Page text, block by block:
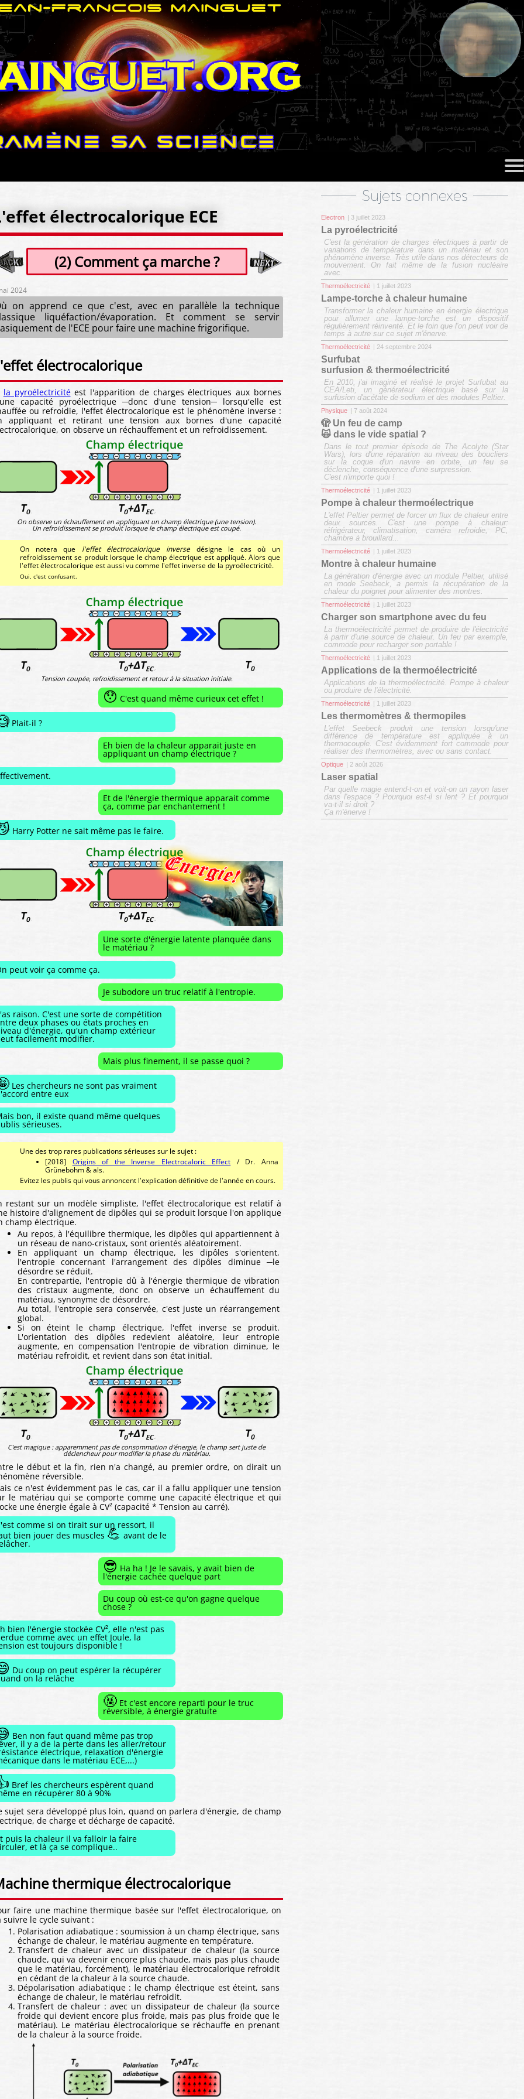
Sujets connexes
Electron | 3 juillet 2023
La pyroélectricité
C'est la génération de charges électriques à partir de
variations de température dans un matériau et son
phénomène inverse. Très utile dans nos détecteurs de
mouvement. On fait même de la fusion nucléaire
avec.
Thermoélectricité | 1 juillet 2023
Lampe-torche à chaleur humaine
Transformer la chaleur humaine en énergie électrique
pour allumer une lampe-torche est un dispositif
régulièrement réinventé. Et le foin que l'on peut voir de
temps à autre sur ce sujet m'énerve.
Thermoélectricité | 24 septembre 2024
Surfubat
surfusion & thermoélectricité
En 2010, j'ai imaginé et réalisé le projet Surfubat au
CEA/Leti, un générateur électrique basé sur la
surfusion d'acétate de sodium et des modules Peltier.
Physique | 7 août 2024
🫣 Un feu de camp
🙀 dans le vide spatial ?
Dans le tout premier épisode de The Acolyte (Star
Wars), lors d'une réparation au niveau des boucliers
sur la coque d'un navire en orbite, un feu se
déclenche, conséquence d'une surpression.
C'est n'importe quoi !
Thermoélectricité | 1 juillet 2023
Pompe à chaleur thermoélectrique
L'effet Peltier permet de forcer un flux de chaleur entre
deux sources. C'est une pompe à chaleur:
réfrigérateur, climatisation, caméra refroidie, PC,
chambre à brouillard...
Thermoélectricité | 1 juillet 2023
Montre à chaleur humaine
La génération d'énergie avec un module Peltier, utilisé
en mode Seebeck, a permis la récupération de la
chaleur du poignet pour alimenter des montres.
Thermoélectricité | 1 juillet 2023
Charger son smartphone avec du feu
La thermoélectricité permet de produire de l'électricité
à partir d'une source de chaleur. Un feu par exemple,
commode pour recharger son portable !
Thermoélectricité | 1 juillet 2023
Applications de la thermoélectricité
Applications de la thermoélectricité. Pompe à chaleur
ou produire de l'électricité.
Thermoélectricité | 1 juillet 2023
Les thermomètres & thermopiles
L'effet Seebeck produit une tension lorsqu'une
différence de température est appliquée à un
thermocouple. C'est évidemment fort commode pour
réaliser des thermomètres, avec ou sans contact.
Optique | 2 août 2026
Laser spatial
Par quelle magie entend-t-on et voit-on un rayon laser
dans l'espace ? Pourquoi est-il si lent ? Et pourquoi
va-t-il si droit ?
Ça m'énerve !
électrocalorique ECE
(2) Comment ça marche ?
2024
on apprend ce que c'est, avec en parallèle la technique
liquéfaction/évaporation. Et comment se servir
de l'ECE pour faire une machine frigorifique.
électrocalorique
la pyroélectricitéest l'apparition de charges électriques aux bornes
capacité pyroélectrique ─donc d'une tension─ lorsqu'elle est
ou refroidie, l'effet électrocalorique est le phénomène inverse :
appliquant et retirant une tension aux bornes d'une capacité
on observe un réchauffement et un refroidissement.
On observe un échauffement en appliquant un champ électrique (une tension).
Un refroidissement se produit lorsque le champ électrique est coupé.
On notera que l'effet électrocalorique inversedésigne le cas où un
refroidissement se produit lorsque le champ électrique est appliqué. Alors que
l'effet électrocalorique est aussi vu comme l'effet inverse de la pyroélectricité.
Oui, c'est confusant.
Tension coupée, refroidissement et retour à la situation initiale.
😯 C'est quand même curieux cet effet !
Plait-il ?
Eh bien de la chaleur apparait juste en
appliquant un champ électrique ?
Et de l'énergie thermique apparait comme
ça, comme par enchantement !
Harry Potter ne sait même pas le faire.
Une sorte d'énergie latente planquée dans
le matériau ?
peut voir ça comme ça.
Je subodore un truc relatif à l'entropie.
raison. C'est une sorte de compétition
deux phases ou états proches en
d'énergie, qu'un champ extérieur
facilement modifier.
Mais plus finement, il se passe quoi ?
Les chercheurs ne sont pas vraiment
entre eux
bon, il existe quand même quelques
sérieuses.
Une des trop rares publications sérieuses sur le sujet :
[2018] Origins of the Inverse Electrocaloric Effect / Dr. Anna
Grünebohm & als.
Evitez les publis qui vous annoncent l'explication définitive de l'année en cours.
restant sur un modèle simpliste, l'effet électrocalorique est relatif à
histoire d'alignement de dipôles qui se produit lorsque l'on applique
champ électrique.
Au repos, à l'équilibre thermique, les dipôles qui appartiennent à
un réseau de nano-cristaux, sont orientés aléatoirement.
En appliquant un champ électrique, les dipôles s'orientent,
l'entropie concernant l'arrangement des dipôles diminue ─le
désordre se réduit.
En contrepartie, l'entropie dû à l'énergie thermique de vibration
des cristaux augmente, donc on observe un échauffement du
matériau, synonyme de désordre.
Au total, l'entropie sera conservée, c'est juste un réarrangement
global.
Si on éteint le champ électrique, l'effet inverse se produit.
L'orientation des dipôles redevient aléatoire, leur entropie
augmente, en compensation l'entropie de vibration diminue, le
matériau refroidit, et revient dans son état initial.
C'est magique : apparemment pas de consommation d'énergie, le champ sert juste de
déclencheur pour modifier la phase du matériau.
le début et la fin, rien n'a changé, au premier ordre, on dirait un
réversible.
ce n'est évidemment pas le cas, car il a fallu appliquer une tension
le matériau qui se comporte comme une capacité électrique et qui
une énergie égale à CV² (capacité * Tension au carré).
comme si on tirait sur un ressort, il
bien jouer des muscles 💪 avant de le
😎 Ha ha ! Je le savais, y avait bien de
l'énergie cachée quelque part
Du coup où est-ce qu'on gagne quelque
chose ?
bien l'énergie stockée CV², elle n'est pas
comme avec un effet Joule, la
est toujours disponible !
Du coup on peut espérer la récupérer
on la relâche
🤬Et c'est encore reparti pour le truc
réversible, à énergie gratuite
Ben non faut quand même pas trop
il y a de la perte dans les aller/retour
électrique, relaxation d'énergie
dans le matériau ECE,...)
Bref les chercheurs espèrent quand
en récupérer 80 à 90%
sujet sera développé plus loin, quand on parlera d'énergie, de champ
de charge et décharge de capacité.
puis la chaleur il va falloir la faire
et là ça se complique..
thermique électrocalorique
faire une machine thermique basée sur l'effet électrocalorique, on
suivre le cycle suivant :
Polarisation adiabatique : soumission à un champ électrique, sans
échange de chaleur, le matériau augmente en température.
Transfert de chaleur avec un dissipateur de chaleur (la source
chaude, qui va devenir encore plus chaude, mais pas plus chaude
que le matériau, forcément), le matériau électrocalorique refroidit
en cédant de la chaleur à la source chaude.
Dépolarisation adiabatique : le champ électrique est éteint, sans
échange de chaleur, le matériau refroidit.
Transfert de chaleur : avec un dissipateur de chaleur (la source
froide qui devient encore plus froide, mais pas plus froide que le
matériau). Le matériau électrocalorique se réchauffe en prenant
de la chaleur à la source froide.